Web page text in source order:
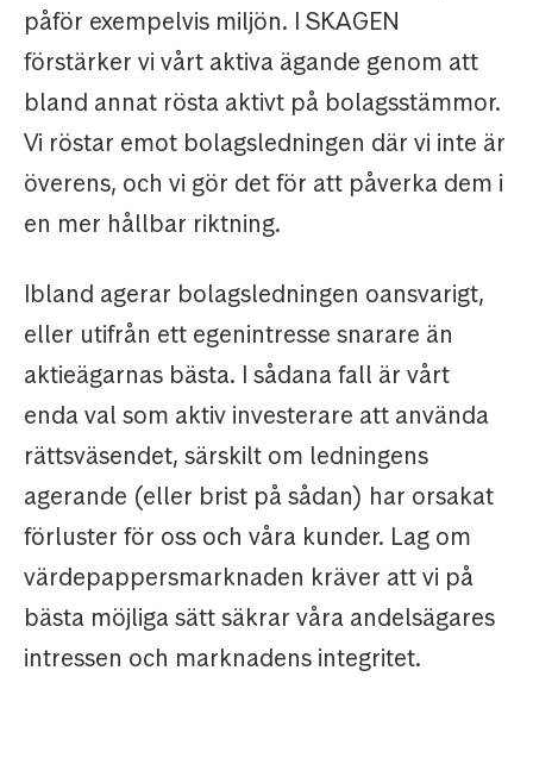
påför exempelvis miljön. I SKAGEN
förstärker vi vårt aktiva ägande genom att
bland annat rösta aktivt på bolagsstämmor.
Vi röstar emot bolagsledningen där vi inte är
överens, och vi gör det för att påverka dem i
en mer hållbar riktning.
Ibland agerar bolagsledningen oansvarigt,
eller utifrån ett egenintresse snarare än
aktieägarnas bästa. I sådana fall är vårt
enda val som aktiv investerare att använda
rättsväsendet, särskilt om ledningens
agerande (eller brist på sådan) har orsakat
förluster för oss och våra kunder. Lag om
värdepappersmarknaden kräver att vi på
bästa möjliga sätt säkrar våra andelsägares
intressen och marknadens integritet.